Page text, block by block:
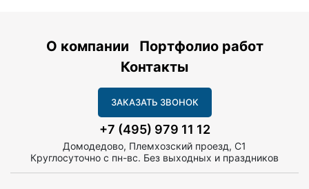
О компании
Портфолио работ
Контакты
ЗАКАЗАТЬ ЗВОНОК
+7 (495) 979 11 12
Домодедово, Племхозский проезд, С1
Круглосуточно с пн-вс. Без выходных и праздников